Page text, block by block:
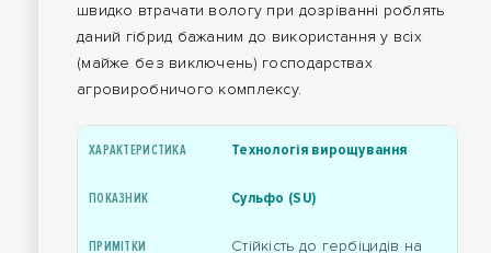
швидко втрачати вологу при дозріванні роблять
даний гібрид бажаним до використання у всіх
(майже без виключень) господарствах
агровиробничого комплексу.
Технологія вирощування
Сульфо (SU)
Стійкість до гербіцидів на